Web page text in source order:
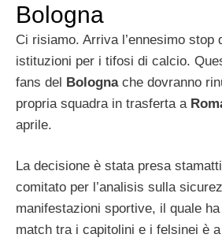
Bologna
Ci risiamo. Arriva l’ennesimo stop
istituzioni per i tifosi di calcio.
fans del Bologna che dovranno
propria squadra in trasferta a
aprile.
La decisione è stata presa
comitato per l’analisis sulla
manifestazioni sportive, il quale
match tra i capitolini e i felsinei è